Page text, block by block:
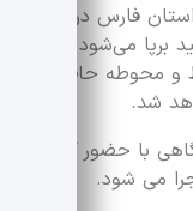
فارس در موزه
برپا می‌شود.
و محوطه حافظیه
شد.
با حضور کودکان
می شود.